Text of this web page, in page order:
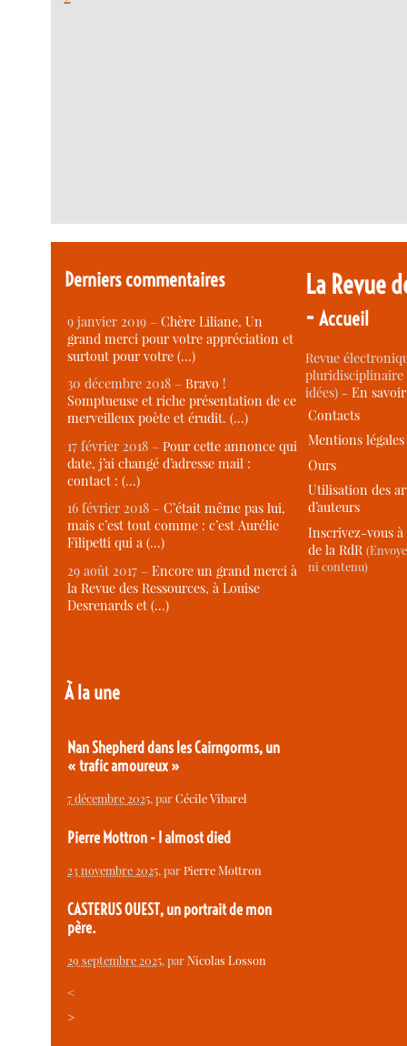
Derniers commentaires
9 janvier 2019 –Chère Liliane, Un
grand merci pour votre appréciation et
surtout pour votre (…)
30 décembre 2018 –Bravo !
Somptueuse et riche présentation de ce
merveilleux poète et érudit. (…)
17 février 2018 –Pour cette annonce qui
date, j’ai changé d’adresse mail :
contact : (…)
16 février 2018 –C’était même pas lui,
mais c’est tout comme : c’est Aurélie
Filipetti qui a (…)
29 août 2017 –Encore un grand merci à
la Revue des Ressources, à Louise
Desrenards et (…)
À la une
Nan Shepherd dans les Cairngorms, un
« trafic amoureux »
7 décembre 2025, parCécile Vibarel
Pierre Mottron - I almost died
23 novembre 2025, parPierre Mottron
CASTERUS OUEST, un portrait de mon
père.
29 septembre 2025, parNicolas Losson
<
>
La Revue
-Accueil
Revue
idées) -En
Contacts
Mentions légales
Ours
Utilisation des
d’auteurs
Inscrivez-vous
de la RdR
ni contenu)